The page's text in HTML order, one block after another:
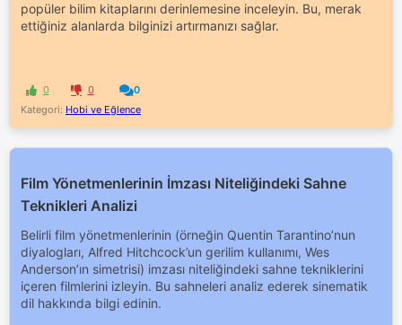
popüler bilim kitaplarını derinlemesine inceleyin. Bu, merak
ettiğiniz alanlarda bilginizi artırmanızı sağlar.
0 0
0
Kategori: Hobi ve Eğlence
Film Yönetmenlerinin İmzası Niteliğindeki Sahne
Teknikleri Analizi
Belirli film yönetmenlerinin (örneğin Quentin Tarantino’nun
diyalogları, Alfred Hitchcock’un gerilim kullanımı, Wes
Anderson’ın simetrisi) imzası niteliğindeki sahne tekniklerini
içeren filmlerini izleyin. Bu sahneleri analiz ederek sinematik
dil hakkında bilgi edinin.